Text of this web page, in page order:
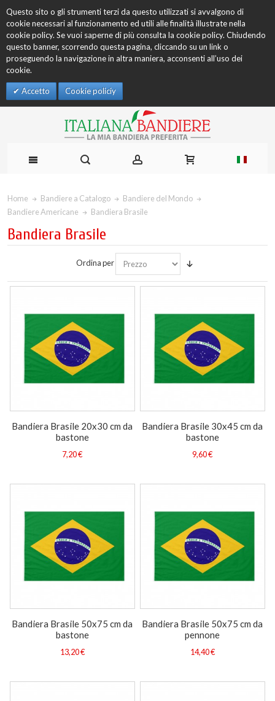
Questo sito o gli strumenti terzi da questo utilizzati si avvalgono di
cookie necessari al funzionamento ed utili alle finalità illustrate nella
cookie policy. Se vuoi saperne di più consulta la cookie policy. Chiudendo
questo banner, scorrendo questa pagina, cliccando su un link o
proseguendo la navigazione in altra maniera, acconsenti all’uso dei
cookie.
Accetto Cookie policiy
Home Bandiere a Catalogo
Bandiere del Mondo
Bandiere Americane
Bandiera Brasile
Bandiera Brasile
Ordina per
Bandiera Brasile 20x30 cm da
bastone
7,20 €
Bandiera Brasile 30x45 cm da
bastone
9,60 €
Bandiera Brasile 50x75 cm da
bastone
13,20 €
Bandiera Brasile 50x75 cm da
pennone
14,40 €